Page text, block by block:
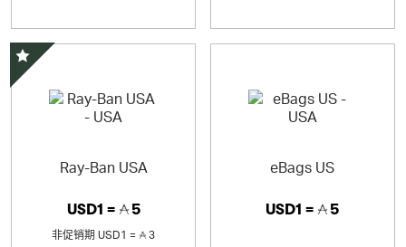
Ray-Ban USA
USD1 = 5
非促销期 USD1 = 3
精选优惠
eBags US
USD1 = 5